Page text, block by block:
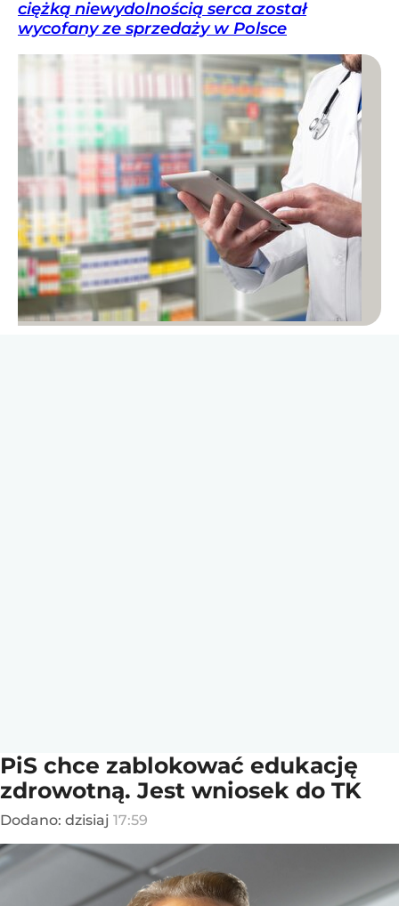
ciężką niewydolnością serca został
wycofany ze sprzedaży w Polsce
PiS chce zablokować edukację
zdrowotną. Jest wniosek do TK
Dodano: dzisiaj 17:59